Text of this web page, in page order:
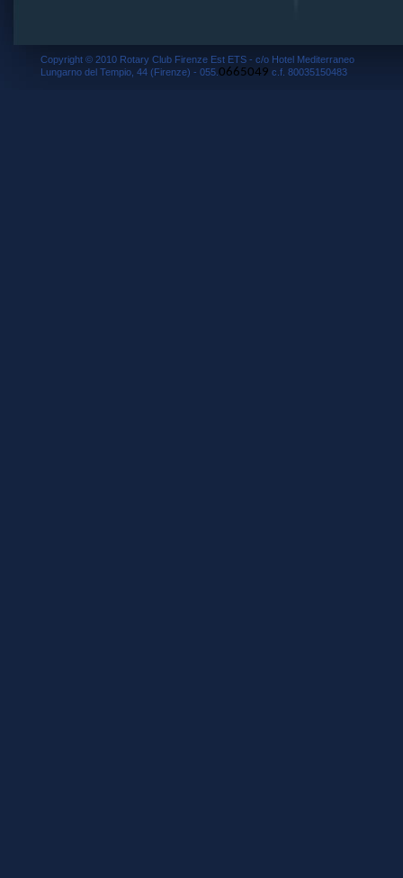
Copyright © 2010 Rotary Club Firenze Est ETS - c/o Hotel Mediterraneo
Lungarno del Tempio, 44 (Firenze) - 055. 0665049 c.f. 80035150483